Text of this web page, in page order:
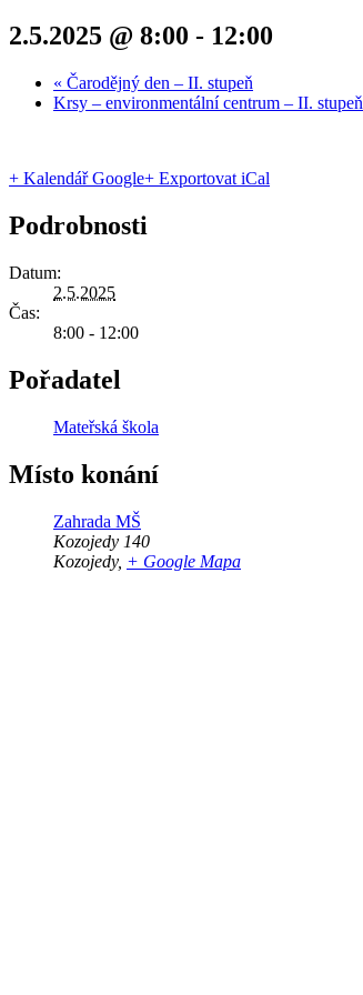
2.5.2025 @ 8:00 - 12:00
« Čarodějný den – II. stupeň
Krsy – environmentální centrum – II. stupeň
+ Kalendář Google+ Exportovat iCal
Podrobnosti
Datum:
2.5.2025
Čas:
8:00 - 12:00
Pořadatel
Mateřská škola
Místo konání
Zahrada MŠ
Kozojedy 140
Kozojedy, + Google Mapa